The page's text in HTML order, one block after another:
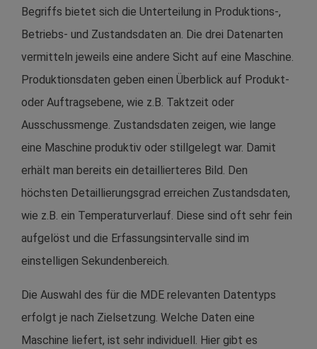
Begriffs bietet sich die Unterteilung in Produktions-,
Betriebs- und Zustandsdaten an. Die drei Datenarten
vermitteln jeweils eine andere Sicht auf eine Maschine.
Produktionsdaten geben einen Überblick auf Produkt-
oder Auftragsebene, wie z.B. Taktzeit oder
Ausschussmenge. Zustandsdaten zeigen, wie lange
eine Maschine produktiv oder stillgelegt war. Damit
erhält man bereits ein detaillierteres Bild. Den
höchsten Detaillierungsgrad erreichen Zustandsdaten,
wie z.B. ein Temperaturverlauf. Diese sind oft sehr fein
aufgelöst und die Erfassungsintervalle sind im
einstelligen Sekundenbereich.
Die Auswahl des für die MDE relevanten Datentyps
erfolgt je nach Zielsetzung. Welche Daten eine
Maschine liefert, ist sehr individuell. Hier gibt es